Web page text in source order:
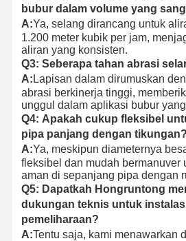
bubur dalam volume yang
A:Ya, selang dirancang untuk
1.200 meter kubik per jam,
aliran yang konsisten.
Q3: Seberapa tahan abrasi
A: Lapisan dalam dirumuskan
abrasi berkinerja tinggi,
unggul dalam aplikasi bubur
Q4: Apakah cukup fleksibel
pipa panjang dengan tikungan?
A:Ya, meskipun diameternya
fleksibel dan mudah bermanuver
aman di sepanjang pipa dengan
Q5: Dapatkah Hongruntong
dukungan teknis untuk
pemeliharaan?
A:Tentu saja, kami menawarkan